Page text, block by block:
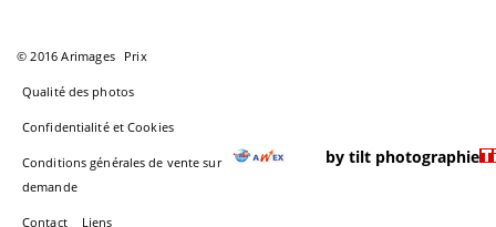
© 2016 Arimages Prix
Qualité des photos
Confidentialité et Cookies
Conditions générales de vente sur
demande
Contact Liens
by tilt photographie